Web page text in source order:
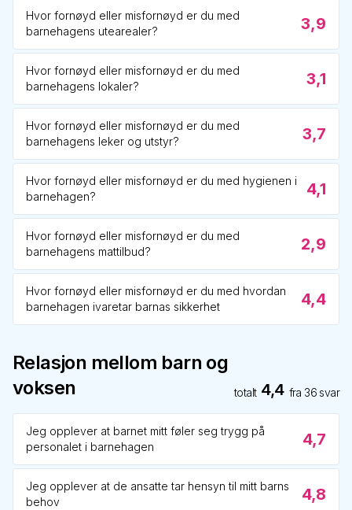
Hvor fornøyd eller misfornøyd er du med
barnehagens utearealer?
3,9
Hvor fornøyd eller misfornøyd er du med
barnehagens lokaler?
3,1
Hvor fornøyd eller misfornøyd er du med
barnehagens leker og utstyr?
3,7
Hvor fornøyd eller misfornøyd er du med hygienen i
barnehagen?
4,1
Hvor fornøyd eller misfornøyd er du med
barnehagens mattilbud?
2,9
Hvor fornøyd eller misfornøyd er du med hvordan
barnehagen ivaretar barnas sikkerhet
4,4
Relasjon mellom barn og
voksen
totalt 4,4 fra 36 svar
Jeg opplever at barnet mitt føler seg trygg på
personalet i barnehagen
4,7
Jeg opplever at de ansatte tar hensyn til mitt barns
behov
4,8